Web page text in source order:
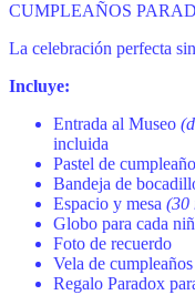
CUMPLEAÑOS
La celebración perfecta
Incluye:
Entrada al Museo
incluida
Pastel de
Bandeja de
Espacio y mesa (30
Globo para cada
Foto de recuerdo
Vela de
Regalo Paradox